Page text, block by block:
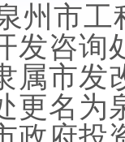
州市
发咨询
属市发
更名为